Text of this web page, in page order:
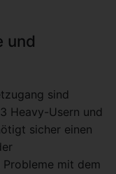
und
sind
Heavy-Usern und
sicher einen
Probleme mit dem